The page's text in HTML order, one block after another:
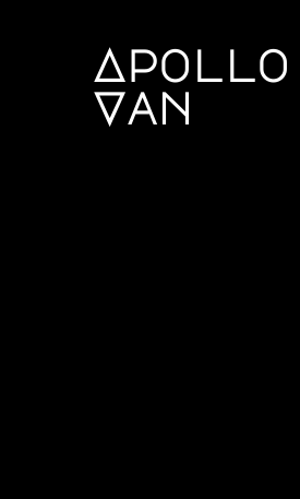
Apollo
Van